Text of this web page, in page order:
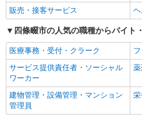
時給1,350円
キープ
派遣社員
株式会社kotrio /●KT-H-1955364
住スタッフ！
ブランクOK
ミ
エルダー（50代～）活躍中
高収入・高額
昇給あり
フルタイム歓迎
駅直結・駅チカ
バイク通勤OK
販売・接客サービス
四條畷市の人気の職種からバイト
医療事務・受付・クラーク
サービス提供責任者・ソーシャル
ワーカー
建物管理・設備管理・マンション
管理員